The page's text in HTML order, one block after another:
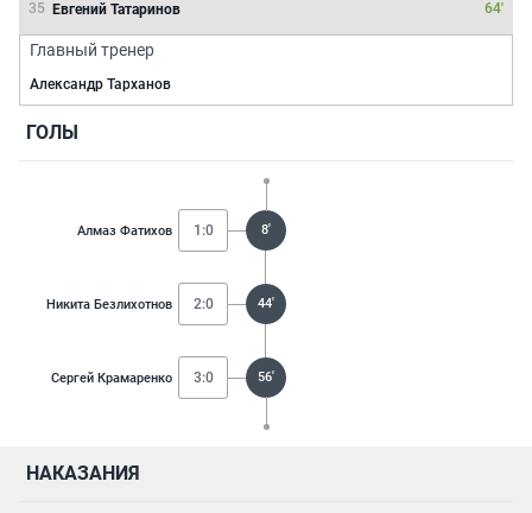
35 Евгений Татаринов 64'
Главный тренер
Александр Тарханов
ГОЛЫ
Алмаз Фатихов 1:0 8'
Никита Безлихотнов 2:0 44'
Сергей Крамаренко 3:0 56'
НАКАЗАНИЯ